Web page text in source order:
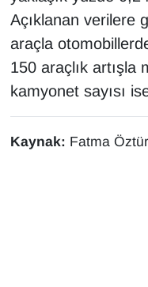
Açıklanan verilere
araçla
150 araçlık artışla
kamyonet sayısı
Kaynak: Fatma